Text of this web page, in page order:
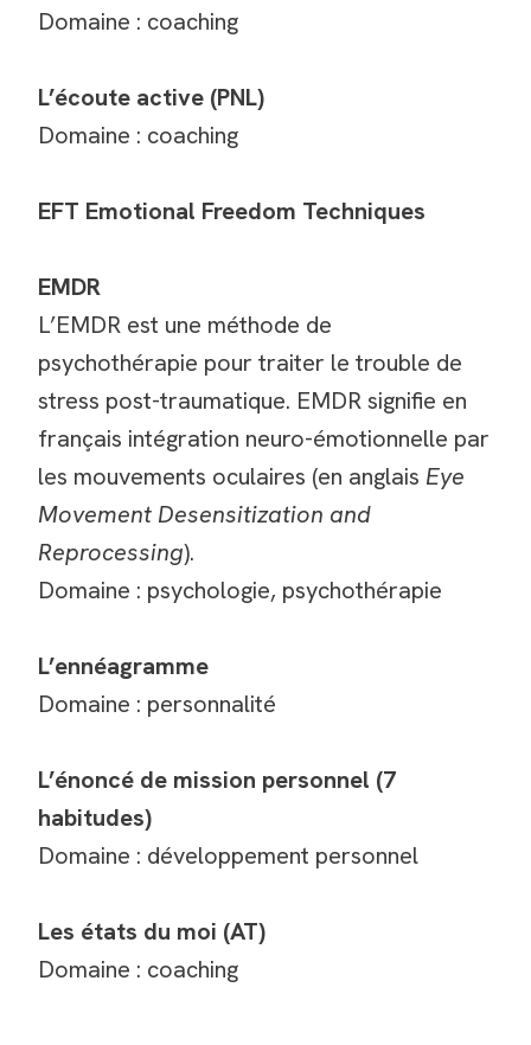
Domaine : coaching
L’écoute active (PNL)
Domaine : coaching
EFT Emotional Freedom Techniques
EMDR
L’EMDR est une méthode de
psychothérapie pour traiter le trouble de
stress post-traumatique. EMDR signifie en
français intégration neuro-émotionnelle par
les mouvements oculaires (en anglais Eye
Movement Desensitization and
Reprocessing).
Domaine : psychologie, psychothérapie
L’ennéagramme
Domaine : personnalité
L’énoncé de mission personnel (7
habitudes)
Domaine : développement personnel
Les états du moi (AT)
Domaine : coaching